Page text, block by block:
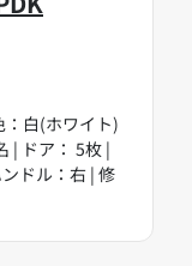
白(ホワイト)
| ドア： 5枚 |
ドル：右 | 修